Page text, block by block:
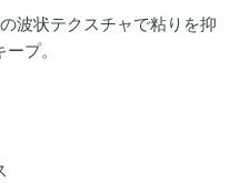
波状テクスチャで粘りを抑
プ。